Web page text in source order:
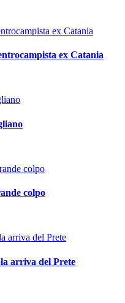
ex Catania
colpo
arriva del Prete